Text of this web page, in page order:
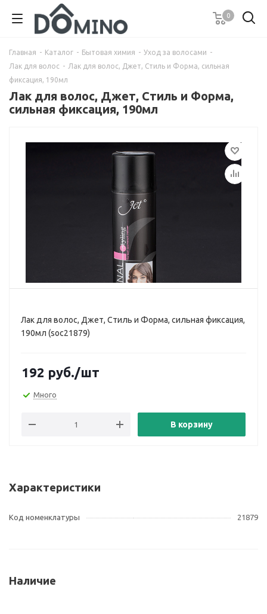
0
Главная - Каталог - Бытовая химия - Уход за волосами -
Лак для волос - Лак для волос, Джет, Стиль и Форма, сильная
фиксация, 190мл
Лак для волос, Джет, Стиль и Форма,
сильная фиксация, 190мл
Лак для волос, Джет, Стиль и Форма, сильная фиксация,
190мл (soc21879)
192 руб./шт
Много
В корзину
Характеристики
Код номенклатуры 21879
Наличие